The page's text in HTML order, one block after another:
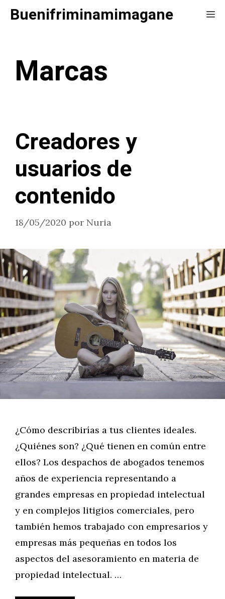
SaltarBuenifriminamimagane
Marcas
Creadores y
usuarios de
contenido
18/05/2020 por Nuria
¿Cómo describirías a tus clientes ideales.
¿Quiénes son? ¿Qué tienen en común entre
ellos? Los despachos de abogados tenemos
años de experiencia representando a
grandes empresas en propiedad intelectual
y en complejos litigios comerciales, pero
también hemos trabajado con empresarios y
empresas más pequeñas en todos los
aspectos del asesoramiento en materia de
propiedad intelectual. …